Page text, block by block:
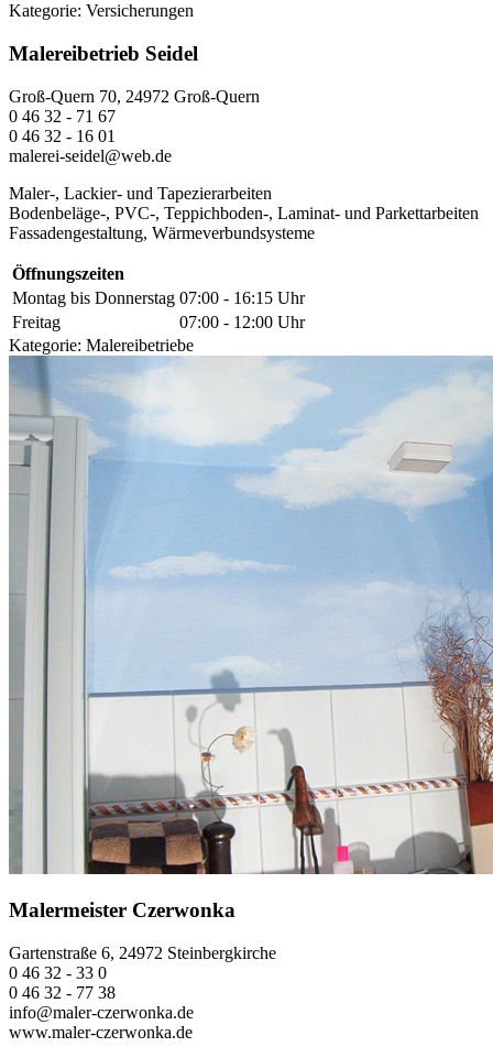
Kategorie: Versicherungen
Malereibetrieb Seidel
Groß-Quern 70, 24972 Groß-Quern
0 46 32 - 71 67
0 46 32 - 16 01
malerei-seidel@web.de
Maler-, Lackier- und Tapezierarbeiten
Bodenbeläge-, PVC-, Teppichboden-, Laminat- und Parkettarbeiten
Fassadengestaltung, Wärmeverbundsysteme
Öffnungszeiten
Montag bis Donnerstag 07:00 - 16:15 Uhr
Freitag
07:00 - 12:00 Uhr
Kategorie: Malereibetriebe
Malermeister Czerwonka
Gartenstraße 6, 24972 Steinbergkirche
0 46 32 - 33 0
0 46 32 - 77 38
info@maler-czerwonka.de
www.maler-czerwonka.de